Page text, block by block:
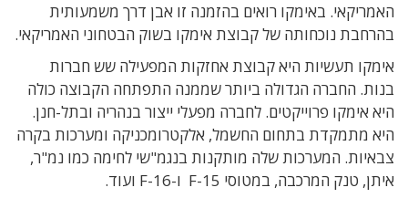
האמריקאי. באימקו רואים בהזמנה זו אבן דרך משמעותית
בהרחבת נוכחותה של קבוצת אימקו בשוק הבטחוני האמריקאי.
אימקו תעשיות היא קבוצת אחזקות המפעילה שש חברות
בנות. החברה הגדולה ביותר שממנה התפתחה הקבוצה כולה
היא אימקו פרוייקטים. לחברה מפעלי ייצור בנהריה ובתל-חנן.
היא מתמקדת בתחום החשמל, אלקטרומכניקה ומערכות בקרה
צבאיות. המערכות שלה מותקנות בנגמ"שי לחימה כמו נמ"ר,
איתן, טנק המרכבה, במטוסי F-15 ו-F-16 ועוד.